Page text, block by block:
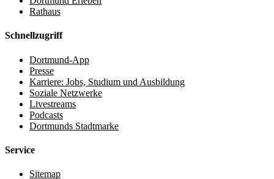
Rathaus
Schnellzugriff
Dortmund-App
Presse
Karriere: Jobs, Studium und Ausbildung
Soziale Netzwerke
Livestreams
Podcasts
Dortmunds Stadtmarke
Service
Sitemap